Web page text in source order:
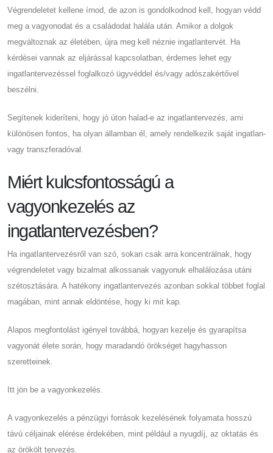
Végrendeletet kellene írnod, de azon is gondolkodnod kell, hogyan védd
meg a vagyonodat és a családodat halála után. Amikor a dolgok
megváltoznak az életében, újra meg kell néznie ingatlantervét. Ha
kérdései vannak az eljárással kapcsolatban, érdemes lehet egy
ingatlantervezéssel foglalkozó ügyvéddel és/vagy adószakértővel
beszélni.
Segítenek kideríteni, hogy jó úton halad-e az ingatlantervezés, ami
különösen fontos, ha olyan államban él, amely rendelkezik saját ingatlan-
vagy transzferadóval.
Miért kulcsfontosságú a
vagyonkezelés az
ingatlantervezésben?
Ha ingatlantervezésről van szó, sokan csak arra koncentrálnak, hogy
végrendeletet vagy bizalmat alkossanak vagyonuk elhalálozása utáni
szétosztására. A hatékony ingatlantervezés azonban sokkal többet foglal
magában, mint annak eldöntése, hogy ki mit kap.
Alapos megfontolást igényel továbbá, hogyan kezelje és gyarapítsa
vagyonát élete során, hogy maradandó örökséget hagyhasson
szeretteinek.
Itt jön be a vagyonkezelés.
A vagyonkezelés a pénzügyi források kezelésének folyamata hosszú
távú céljainak elérése érdekében, mint például a nyugdíj, az oktatás és
az örökölt tervezés.